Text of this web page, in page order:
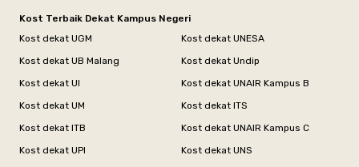
Kost Terbaik Dekat Kampus Negeri
Kost dekat UGM
Kost dekat UNESA
Kost dekat UB Malang
Kost dekat Undip
Kost dekat UI
Kost dekat UNAIR Kampus B
Kost dekat UM
Kost dekat ITS
Kost dekat ITB
Kost dekat UNAIR Kampus C
Kost dekat UPI
Kost dekat UNS